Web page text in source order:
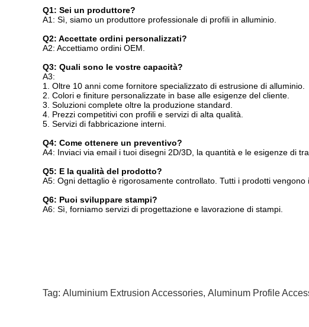
Q1: Sei un produttore?
A1: Sì, siamo un produttore professionale di profili in alluminio.
Q2: Accettate ordini personalizzati?
A2: Accettiamo ordini OEM.
Q3: Quali sono le vostre capacità?
A3:
1. Oltre 10 anni come fornitore specializzato di estrusione di alluminio.
2. Colori e finiture personalizzate in base alle esigenze del cliente.
3. Soluzioni complete oltre la produzione standard.
4. Prezzi competitivi con profili e servizi di alta qualità.
5. Servizi di fabbricazione interni.
Q4: Come ottenere un preventivo?
A4: Inviaci via email i tuoi disegni 2D/3D, la quantità e le esigenze di
Q5: E la qualità del prodotto?
A5: Ogni dettaglio è rigorosamente controllato. Tutti i prodotti
Q6: Puoi sviluppare stampi?
A6: Sì, forniamo servizi di progettazione e lavorazione di stampi.
Tag: Aluminium Extrusion Accessories, Aluminum Profile